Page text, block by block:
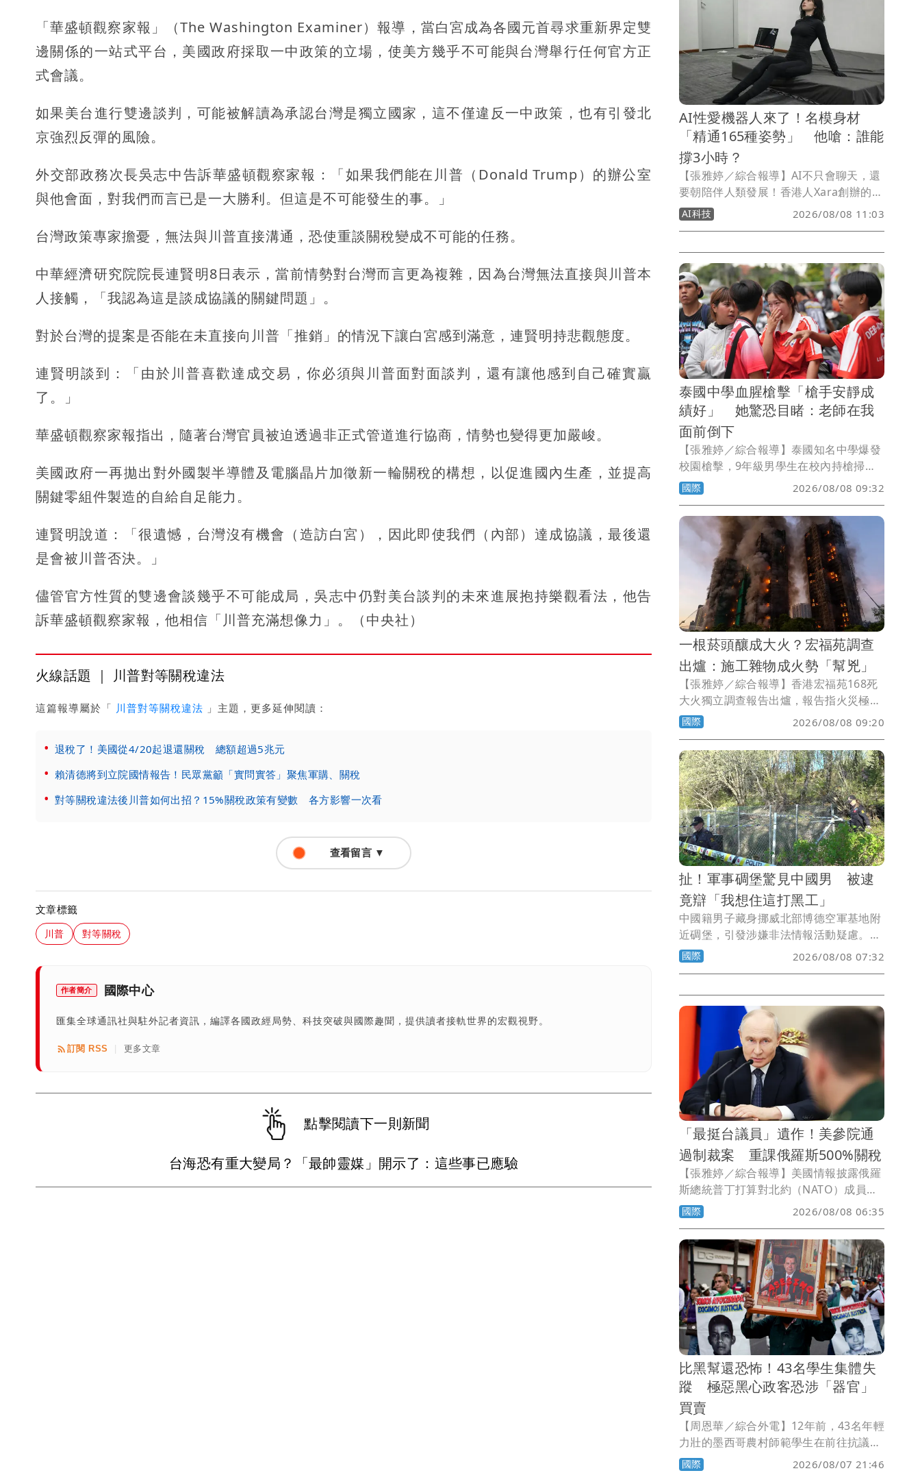
「華盛頓觀察家報」（The Washington Examiner）報導，當白宮成為各國元首尋求重新界定雙
邊關係的一站式平台，美國政府採取一中政策的立場，使美方幾乎不可能與台灣舉行任何官方正
式會議。
如果美台進行雙邊談判，可能被解讀為承認台灣是獨立國家，這不僅違反一中政策，也有引發北
京強烈反彈的風險。
外交部政務次長吳志中告訴華盛頓觀察家報：「如果我們能在川普（Donald Trump）的辦公室
與他會面，對我們而言已是一大勝利。但這是不可能發生的事。」
台灣政策專家擔憂，無法與川普直接溝通，恐使重談關稅變成不可能的任務。
中華經濟研究院院長連賢明8日表示，當前情勢對台灣而言更為複雜，因為台灣無法直接與川普本
人接觸，「我認為這是談成協議的關鍵問題」。
對於台灣的提案是否能在未直接向川普「推銷」的情況下讓白宮感到滿意，連賢明持悲觀態度。
連賢明談到：「由於川普喜歡達成交易，你必須與川普面對面談判，還有讓他感到自己確實贏
了。」
華盛頓觀察家報指出，隨著台灣官員被迫透過非正式管道進行協商，情勢也變得更加嚴峻。
美國政府一再拋出對外國製半導體及電腦晶片加徵新一輪關稅的構想，以促進國內生產，並提高
關鍵零組件製造的自給自足能力。
連賢明說道：「很遺憾，台灣沒有機會（造訪白宮），因此即使我們（內部）達成協議，最後還
是會被川普否決。」
儘管官方性質的雙邊會談幾乎不可能成局，吳志中仍對美台談判的未來進展抱持樂觀看法，他告
訴華盛頓觀察家報，他相信「川普充滿想像力」。（中央社）
火線話題 ｜ 川普對等關稅違法
這篇報導屬於「 川普對等關稅違法 」主題，更多延伸閱讀：
退稅了！美國從4/20起退還關稅 總額超過5兆元
賴清德將到立院國情報告！民眾黨籲「實問實答」聚焦軍購、關稅
對等關稅違法後川普如何出招？15%關稅政策有變數 各方影響一次看
查看留言 ▼
文章標籤
川普 對等關稅
作者簡介 國際中心
匯集全球通訊社與駐外記者資訊，編譯各國政經局勢、科技突破與國際趣聞，提供讀者接軌世界的宏觀視野。
訂閱 RSS 更多文章
點擊閱讀下一則新聞
台海恐有重大變局？「最帥靈媒」開示了：這些事已應驗
AI性愛機器人來了！名模身材
「精通165種姿勢」 他嗆：誰能
撐3小時？
【張雅婷／綜合報導】AI不只會聊天，還
要朝陪伴人類發展！香港人Xara創辦的
Somnia Lab，近期推出「AI性愛機器
人」，主打仿真人外表以及自由靈活的機
可完成165種動作與姿勢，引發外界關
注。
AI科技 2026/08/08 11:03
泰國中學血腥槍擊「槍手安靜成
績好」 她驚恐目睹：老師在我
面前倒下
【張雅婷／綜合報導】泰國知名中學爆發
校園槍擊，9年級男學生在校內持槍掃
射，殺害7人後自戕，另有超過30人受
傷，震驚各界。媒體披露，男學生在校成
績優秀，看不出來有攻擊性，不過獨來獨
往，逞凶過程中鎖定教職員下手，最後飲
彈自盡。
國際 2026/08/08 09:32
一根菸頭釀成大火？宏福苑調查
出爐：施工雜物成火勢「幫兇」
【張雅婷／綜合報導】香港宏福苑168死
大火獨立調查報告出爐，報告指火災極可
能是由菸頭引燃可燃物料，加上施工期間
堆積大量易燃雜物，助長火勢迅速蔓延，
才釀成慘劇。
國際 2026/08/08 09:20
扯！軍事碉堡驚見中國男 被逮
竟辯「我想住這打黑工」
中國籍男子藏身挪威北部博德空軍基地附
近碉堡，引發涉嫌非法情報活動疑慮。挪
威政府以違反簽證規定及逾期居留為由，
將男子驅逐出境。
國際 2026/08/08 07:32
「最挺台議員」遺作！美參院通
過制裁案 重課俄羅斯500%關稅
【張雅婷／綜合報導】美國情報披露俄羅
斯總統普丁打算對北約（NATO）成員國
發動攻擊，震驚歐洲，美國總統川普正醞
釀對俄羅斯實施嚴厲制裁，課徵高達
500%的關稅，如今法案已經在聯邦參議
院表決通過。
國際 2026/08/08 06:35
比黑幫還恐怖！43名學生集體失
蹤 極惡黑心政客恐涉「器官」
買賣
【周恩華／綜合外電】12年前，43名年輕
力壯的墨西哥農村師範學生在前往抗議政
府貪腐無能的途中，遭到警察攔下，警方
國際 2026/08/07 21:46